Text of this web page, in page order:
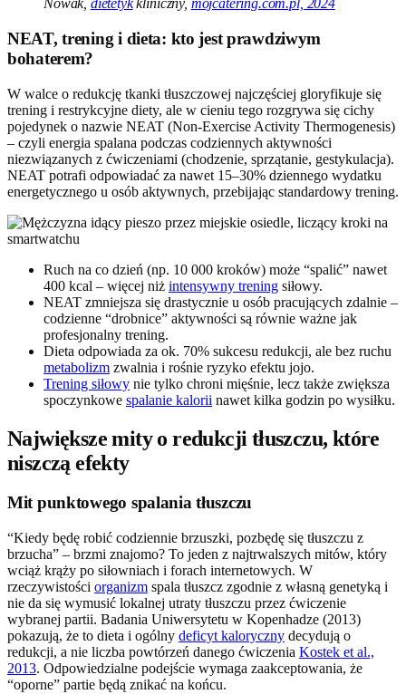
Nowak, dietetykkliniczny, mojcatering.com.pl, 2024
NEAT, trening i dieta: kto jest prawdziwym
bohaterem?
W walce o redukcję tkanki tłuszczowej najczęściej gloryfikuje się
trening i restrykcyjne diety, ale w cieniu tego rozgrywa się cichy
pojedynek o nazwie NEAT (Non-Exercise Activity Thermogenesis)
– czyli energia spalana podczas codziennych aktywności
niezwiązanych z ćwiczeniami (chodzenie, sprzątanie, gestykulacja).
NEAT potrafi odpowiadać za nawet 15–30% dziennego wydatku
energetycznego u osób aktywnych, przebijając standardowy trening.
Ruch na co dzień (np. 10 000 kroków) może “spalić” nawet
400 kcal – więcej niż intensywny trening siłowy.
NEAT zmniejsza się drastycznie u osób pracujących zdalnie –
codzienne “drobnice” aktywności są równie ważne jak
profesjonalny trening.
Dieta odpowiada za ok. 70% sukcesu redukcji, ale bez ruchu
metabolizm zwalnia i rośnie ryzyko efektu jojo.
Trening siłowy nie tylko chroni mięśnie, lecz także zwiększa
spoczynkowe spalanie kalorii nawet kilka godzin po wysiłku.
Największe mity o redukcji tłuszczu, które
niszczą efekty
Mit punktowego spalania tłuszczu
“Kiedy będę robić codziennie brzuszki, pozbędę się tłuszczu z
brzucha” – brzmi znajomo? To jeden z najtrwalszych mitów, który
wciąż krąży po siłowniach i forach internetowych. W
rzeczywistości organizm spala tłuszcz zgodnie z własną genetyką i
nie da się wymusić lokalnej utraty tłuszczu przez ćwiczenie
wybranej partii. Badania Uniwersytetu w Kopenhadze (2013)
pokazują, że to dieta i ogólny deficyt kaloryczny decydują o
redukcji, a nie liczba powtórzeń danego ćwiczenia Kostek et al.,
2013. Odpowiedzialne podejście wymaga zaakceptowania, że
“oporne” partie będą znikać na końcu.